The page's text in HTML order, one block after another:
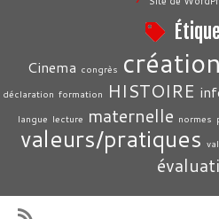
Cinema congrès création
déclaration formation HISTOIRE
langue lecture maternelle normes
valeurs/pratiques